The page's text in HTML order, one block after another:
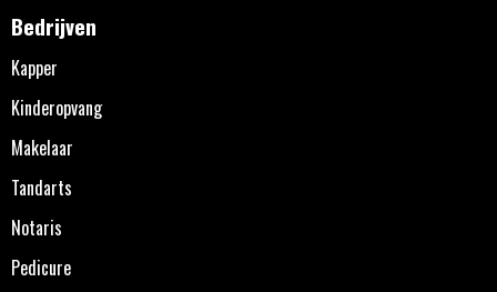
Bedrijven
Kapper
Kinderopvang
Makelaar
Tandarts
Notaris
Pedicure